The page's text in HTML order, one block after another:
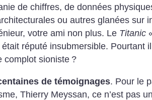
de chiffres, de données
ou autres glanées sur
votre ami non plus. Le Titanic
était réputé insubmersible. Pourtant
complot sioniste ?
de témoignages. Pour le
Thierry Meyssan, ce n’est pas